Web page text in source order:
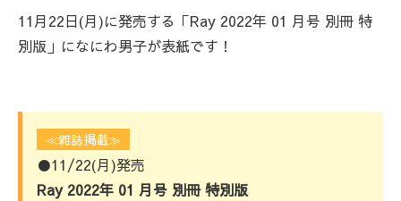
11月22日(月)に発売する「Ray 2022年 01 月号 別冊 特
別版」になにわ男子が表紙です！
≪雑誌掲載≫
●11/22(月)発売
Ray 2022年 01 月号 別冊 特別版